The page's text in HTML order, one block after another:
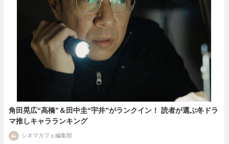
角田晃広“高橋”＆田中圭“宇井”がランクイン！ 読者が選ぶ冬ドラ
マ推しキャラランキング
シネマカフェ編集部